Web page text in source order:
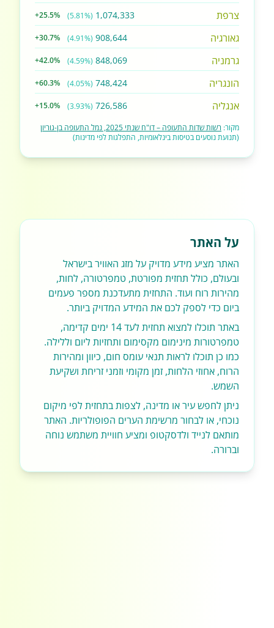
צרפת 1,074,333
(5.81%)
+25.5%
גאורגיה 908,644
(4.91%)
+30.7%
גרמניה 848,069
(4.59%)
+42.0%
הונגריה 748,424
(4.05%)
+60.3%
אנגליה 726,586
(3.93%)
+15.0%
מקור: רשות שדות התעופה – דו"ח שנתי 2025, נמל התעופה בן-גוריון
(תנועת נוסעים בטיסות בינלאומיות, התפלגות לפי מדינות)
על האתר
האתר מציע מידע מדויק על מזג האוויר בישראל
ובעולם, כולל תחזית מפורטת, טמפרטורה, לחות,
מהירות רוח ועוד. התחזית מתעדכנת מספר פעמים
ביום כדי לספק לכם את המידע המדויק ביותר.
באתר תוכלו למצוא תחזית לעד 14 ימים קדימה,
טמפרטורות מינימום מקסימום ותחזיות ליום וללילה.
כמו כן תוכלו לראות תנאי עומס חום, כיוון ומהירות
הרוח, אחוזי הלחות, זמן מקומי וזמני זריחת ושקיעת
השמש.
ניתן לחפש עיר או מדינה, לצפות בתחזית לפי מיקום
נוכחי, או לבחור מרשימת הערים הפופולריות. האתר
מותאם לנייד ולדסקטופ ומציע חוויית משתמש נוחה
וברורה.